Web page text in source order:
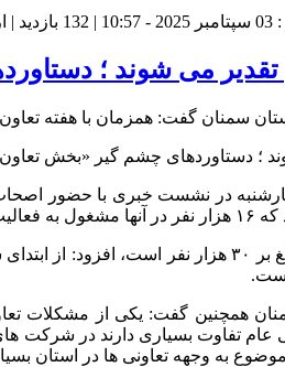
| 132 بازدید |
تقدیر می شوند ؛
سمنان گفت: همزمان با هفته
در نشست خبری با حضور اصحاب
همچنین گفت: یکی از مشکلات
موضوع به وجهه تعاونی ها در استان